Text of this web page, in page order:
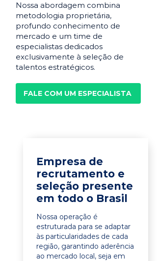
Nossa abordagem combina
metodologia proprietária,
profundo conhecimento de
mercado e um time de
especialistas dedicados
exclusivamente à seleção de
talentos estratégicos.
FALE COM UM ESPECIALISTA
Empresa de
recrutamento e
seleção presente
em todo o Brasil
Nossa operação é
estruturada para se adaptar
às particularidades de cada
região, garantindo aderência
ao mercado local, seja em